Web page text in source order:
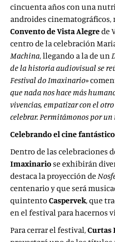
cincuenta años con una
androides
Convento de Vista Alegrede
centro de la celebración
Machina, llegando a la de un
de la historia audiovisual se
Festival do Imaxinario»
que nada nos hace más
vivencias, empatizar con el
celebrar. Permitámonos por
Celebrando el cine fantástico
Dentro de las celebraciones
Imaxinariose exhibirán
destaca la proyección de
centenario y que será
quintento Caspervek, que
en el festival para hacernos
Para cerrar el festival,Curtas